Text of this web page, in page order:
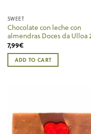
SWEET
Chocolate con leche con
almendras Doces da Ulloa
7,99€
ADD TO CART